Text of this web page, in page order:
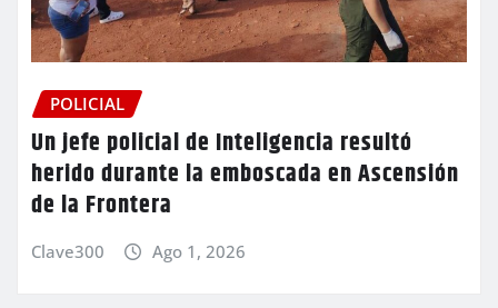
POLICIAL
Un jefe policial de Inteligencia resultó
herido durante la emboscada en Ascensión
de la Frontera
Clave300 Ago 1, 2026